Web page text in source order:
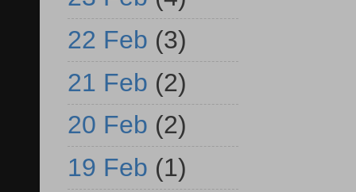
22 Feb (3)
21 Feb (2)
20 Feb (2)
19 Feb (1)